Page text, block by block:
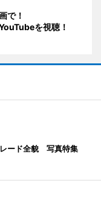
で！
を視聴！
ード全貌 写真特集